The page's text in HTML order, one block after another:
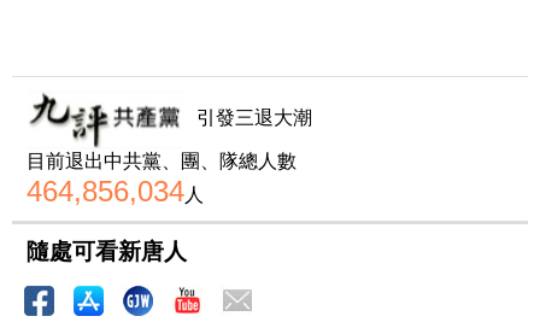
引發三退大潮
目前退出中共黨、團、隊總人數
464,856,034人
隨處可看新唐人